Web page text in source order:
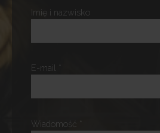
Imię i nazwisko
E-mail *
Wiadomość *